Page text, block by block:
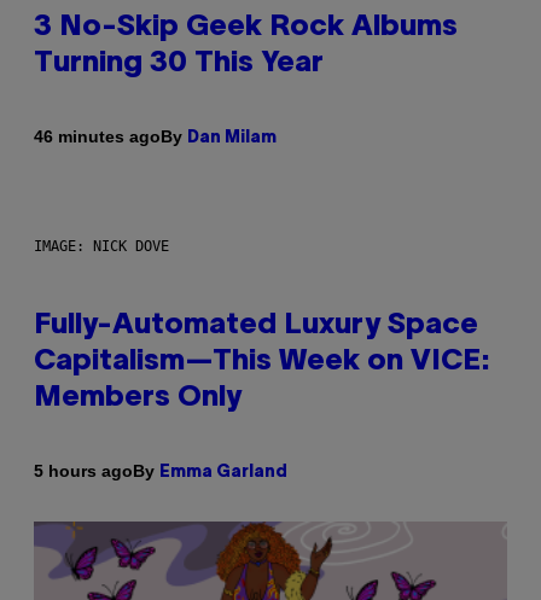
3 No-Skip Geek Rock Albums
Turning 30 This Year
46 minutes agoBy Dan Milam
IMAGE: NICK DOVE
Fully-Automated Luxury Space
Capitalism—This Week on VICE:
Members Only
5 hours agoBy Emma Garland